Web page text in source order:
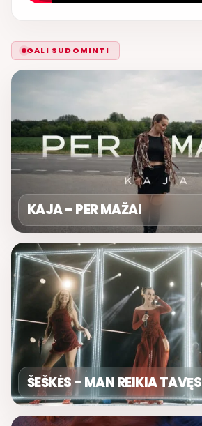
GALI SUDOMINTI
KAJA – PER MAŽAI
ŠEŠKĖS – MAN REIKIA TAVĘS